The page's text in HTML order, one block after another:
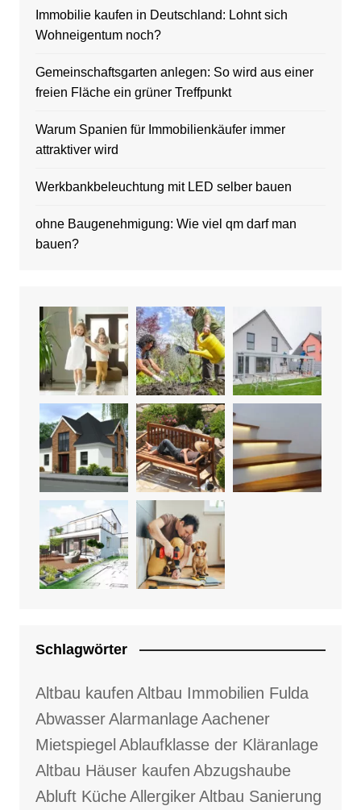
Immobilie kaufen in Deutschland: Lohnt sich
Wohneigentum noch?
Gemeinschaftsgarten anlegen: So wird aus einer
freien Fläche ein grüner Treffpunkt
Warum Spanien für Immobilienkäufer immer
attraktiver wird
Werkbankbeleuchtung mit LED selber bauen
ohne Baugenehmigung: Wie viel qm darf man
bauen?
Schlagwörter
Altbau kaufen Altbau Immobilien Fulda
AbwasserAlarmanlageAachener
Mietspiegel Ablaufklasse der Kläranlage
Altbau Häuser kaufen Abzugshaube
Abluft KücheAllergikerAltbau Sanierung